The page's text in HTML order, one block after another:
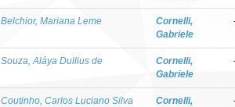
Belchior, Mariana Leme
Cornelli,
Gabriele
Souza, Aláya Dullius de
Cornelli,
Gabriele
Coutinho, Carlos Luciano Silva
Cornelli,